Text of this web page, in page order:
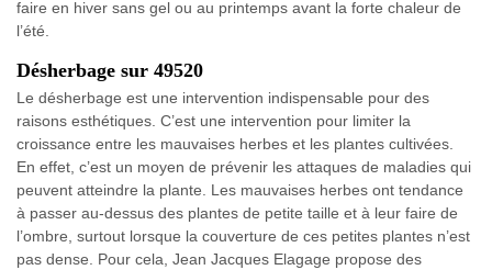
faire en hiver sans gel ou au printemps avant la forte chaleur de
l’été.
Désherbage sur 49520
Le désherbage est une intervention indispensable pour des
raisons esthétiques. C’est une intervention pour limiter la
croissance entre les mauvaises herbes et les plantes cultivées.
En effet, c’est un moyen de prévenir les attaques de maladies qui
peuvent atteindre la plante. Les mauvaises herbes ont tendance
à passer au-dessus des plantes de petite taille et à leur faire de
l’ombre, surtout lorsque la couverture de ces petites plantes n’est
pas dense. Pour cela, Jean Jacques Elagage propose des